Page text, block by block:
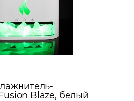
Blaze, белый